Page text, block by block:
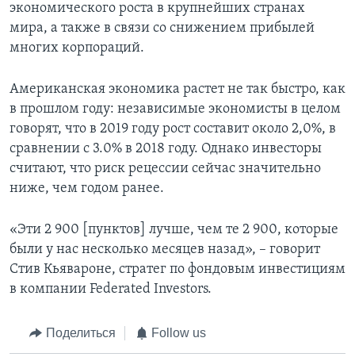
экономического роста в крупнейших странах
мира, а также в связи со снижением прибылей
многих корпораций.
Американская экономика растет не так быстро, как
в прошлом году: независимые экономисты в целом
говорят, что в 2019 году рост составит около 2,0%, в
сравнении с 3.0% в 2018 году. Однако инвесторы
считают, что риск рецессии сейчас значительно
ниже, чем годом ранее.
«Эти 2 900 [пунктов] лучше, чем те 2 900, которые
были у нас несколько месяцев назад», – говорит
Стив Кьявароне, стратег по фондовым инвестициям
в компании Federated Investors.
Поделиться Follow us